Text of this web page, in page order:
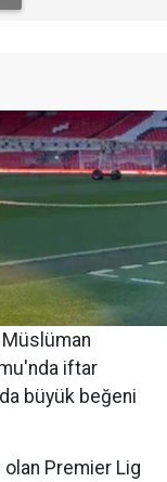
iftar
büyük beğeni
olan Premier Lig